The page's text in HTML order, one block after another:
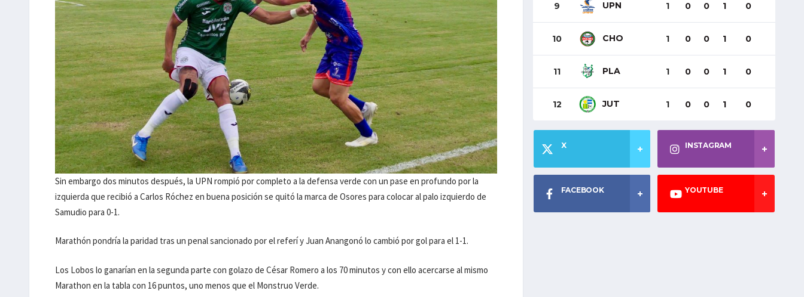
Sin embargo dos minutos después, la UPN rompió por completo a la defensa verde con un pase en profundo por la
izquierda que recibió a Carlos Róchez en buena posición se quitó la marca de Osores para colocar al palo izquierdo de
Samudio para 0-1.
Marathón pondría la paridad tras un penal sancionado por el referí y Juan Anangonó lo cambió por gol para el 1-1.
Los Lobos lo ganarían en la segunda parte con golazo de César Romero a los 70 minutos y con ello acercarse al mismo
Marathon en la tabla con 16 puntos, uno menos que el Monstruo Verde.
9 UPN 1 0 0 1 0
10 CHO 1 0 0 1 0
11 PLA 1 0 0 1 0
12 JUT 1 0 0 1 0
X INSTAGRAM
FACEBOOK YOUTUBE